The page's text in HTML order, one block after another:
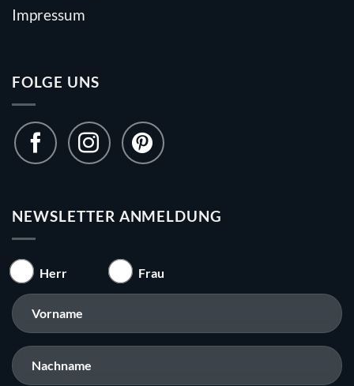
Impressum
FOLGE UNS
NEWSLETTER ANMELDUNG
Herr Frau